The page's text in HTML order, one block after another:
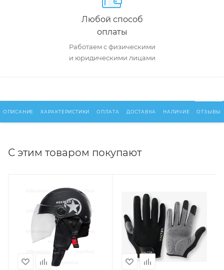
Любой способ
оплаты
Работаем с физическими
и юридическими лицами
ОПИСАНИЕ ХАРАКТЕРИСТИКИ ОПЛАТА ДОСТАВКА НАЛИЧИЕ ОТЗЫВЫ
С этим товаром покупают